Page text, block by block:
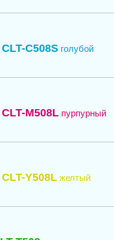
CLT-C508S голубой
CLT-M508L пурпурный
CLT-Y508L желтый